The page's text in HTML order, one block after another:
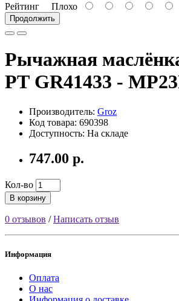
Рейтинг Плохо
Продолжить
Рычажная
РТ GR41433 -
Производитель: Groz
Код товара: 690398
Доступность: На складе
747.00 р.
Кол-во
В корзину
0 отзывов /Написать отзыв
Информация
Оплата
О нас